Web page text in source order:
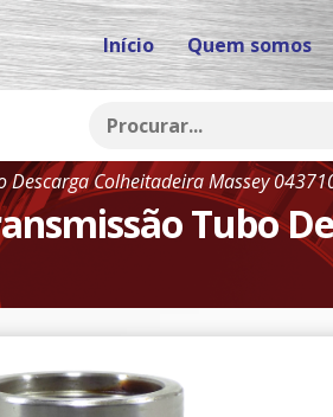
Início Quem somos
Descarga Colheitadeira Massey
Tubo